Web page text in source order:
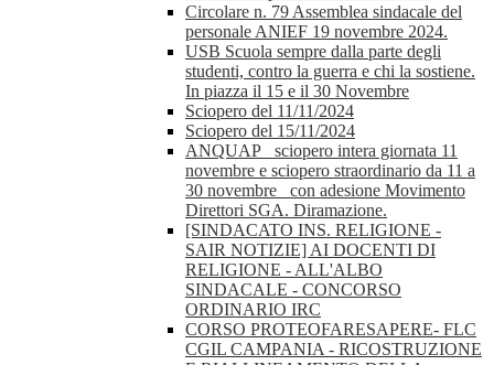
Circolare n. 79 Assemblea sindacale del
personale ANIEF 19 novembre 2024.
USB Scuola sempre dalla parte degli
studenti, contro la guerra e chi la sostiene.
In piazza il 15 e il 30 Novembre
Sciopero del 11/11/2024
Sciopero del 15/11/2024
ANQUAP_ sciopero intera giornata 11
novembre e sciopero straordinario da 11 a
30 novembre_ con adesione Movimento
Direttori SGA. Diramazione.
[SINDACATO INS. RELIGIONE -
SAIR NOTIZIE] AI DOCENTI DI
RELIGIONE - ALL'ALBO
SINDACALE - CONCORSO
ORDINARIO IRC
CORSO PROTEOFARESAPERE- FLC
CGIL CAMPANIA - RICOSTRUZIONE